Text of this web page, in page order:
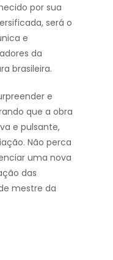
por sua
será o
e
da
brasileira.
e
que a obra
e pulsante,
Não perca
uma nova
das
mestre da